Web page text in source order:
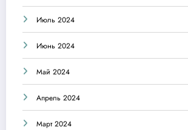
Июль 2024
Июнь 2024
Май 2024
Апрель 2024
Март 2024